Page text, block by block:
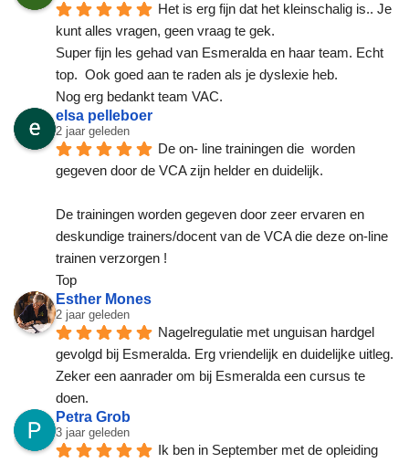
Het is erg fijn dat het kleinschalig is.. Je
kunt alles vragen, geen vraag te gek.
Super fijn les gehad van Esmeralda en haar team. Echt
top.  Ook goed aan te raden als je dyslexie heb.
Nog erg bedankt team VAC.
elsa pelleboer
2 jaar geleden
De on- line trainingen die  worden
gegeven door de VCA zijn helder en duidelijk.
De trainingen worden gegeven door zeer ervaren en
deskundige trainers/docent van de VCA die deze on-line
trainen verzorgen !
Top
Esther Mones
2 jaar geleden
Nagelregulatie met unguisan hardgel
gevolgd bij Esmeralda. Erg vriendelijk en duidelijke uitleg.
Zeker een aanrader om bij Esmeralda een cursus te
doen.
Petra Grob
3 jaar geleden
Ik ben in September met de opleiding